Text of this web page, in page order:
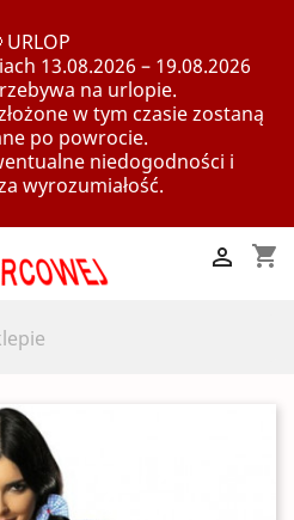
URLOP
13.08.2026 – 19.08.2026
na urlopie.
w tym czasie zostaną
po powrocie.
niedogodności i
wyrozumiałość.
shopping_cart
